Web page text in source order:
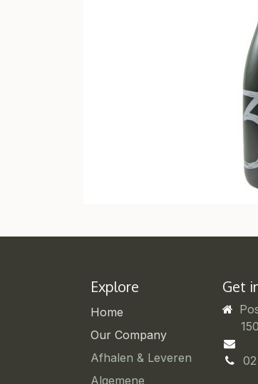
Explore
Home
Our Company
Afhalen & Leveren
Algemene
Get